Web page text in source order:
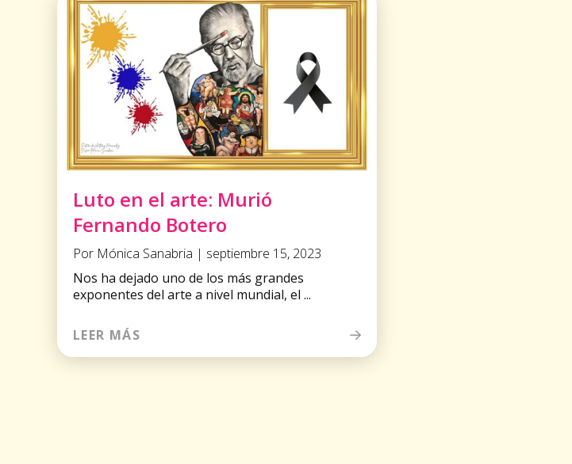
Luto en el arte: Murió
Fernando Botero
Por Mónica Sanabria | septiembre 15, 2023
Nos ha dejado uno de los más grandes
exponentes del arte a nivel mundial, el ...
LEER MÁS